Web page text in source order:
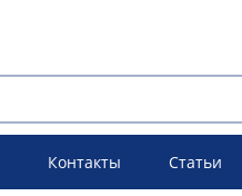
Контакты Статьи